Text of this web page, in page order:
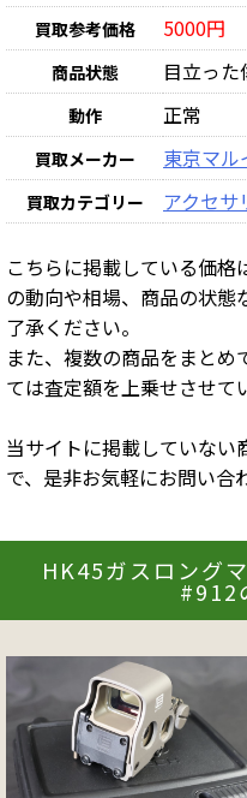
買取参考価格 5000円
商品状態 目立った
動作 正常
買取メーカー 東京マル
買取カテゴリー アクセサ
こちらに掲載している価格
の動向や相場、商品の状
了承ください。
また、複数の商品をまとめ
ては査定額を上乗せさせて
当サイトに掲載していない
で、是非お気軽にお問い合
HK45ガスロング
#912